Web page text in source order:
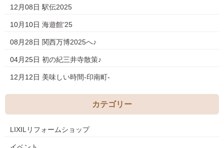
12月08日 駅伝2025
10月10日 海遊館’25
08月28日 関西万博2025へ♪
04月25日 初の紀三井寺散策♪
12月12日 美味しい時間-印南町-
カテゴリー
LIXILリフォームショップ